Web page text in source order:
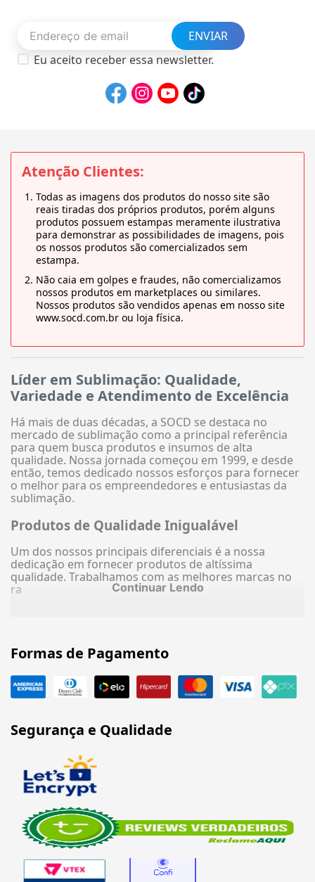
ENVIAR
Eu aceito receber essa newsletter.
Atenção Clientes:
Todas as imagens dos produtos do nosso site são
reais tiradas dos próprios produtos, porém alguns
produtos possuem estampas meramente ilustrativa
para demonstrar as possibilidades de imagens, pois
os nossos produtos são comercializados sem
estampa.
Não caia em golpes e fraudes, não comercializamos
nossos produtos em marketplaces ou similares.
Nossos produtos são vendidos apenas em nosso site
www.socd.com.br ou loja física.
Líder em Sublimação: Qualidade,
Variedade e Atendimento de Excelência
Há mais de duas décadas, a SOCD se destaca no
mercado de sublimação como a principal referência
para quem busca produtos e insumos de alta
qualidade. Nossa jornada começou em 1999, e desde
então, temos dedicado nossos esforços para fornecer
o melhor para os empreendedores e entusiastas da
sublimação.
Produtos de Qualidade Inigualável
Um dos nossos principais diferenciais é a nossa
dedicação em fornecer produtos de altíssima
qualidade. Trabalhamos com as melhores marcas no
ra
Continuar Lendo
Formas de Pagamento
Segurança e Qualidade